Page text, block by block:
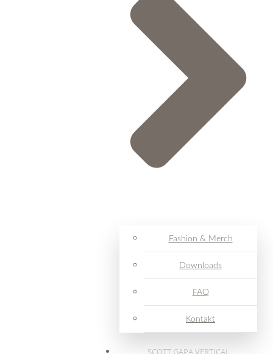
Fashion & Merch
Downloads
FAQ
Kontakt
SCOTT GAPA VERTICAL